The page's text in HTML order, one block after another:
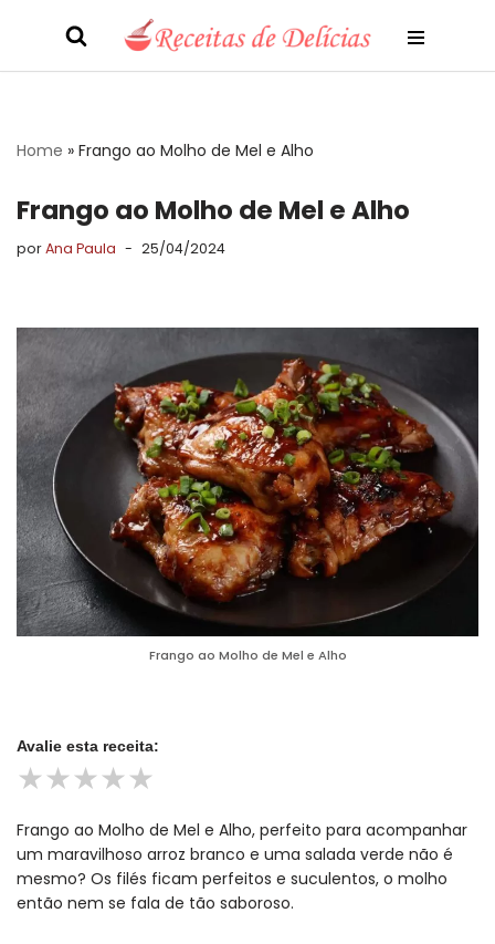
Home » Frango ao Molho de Mel e Alho
Frango ao Molho de Mel e Alho
porAna Paula 25/04/2024
Frango ao Molho de Mel e Alho
Avalie esta receita:
★★★★★
Frango ao Molho de Mel e Alho, perfeito para acompanhar
um maravilhoso arroz branco e uma salada verde não é
mesmo? Os filés ficam perfeitos e suculentos, o molho
então nem se fala de tão saboroso.